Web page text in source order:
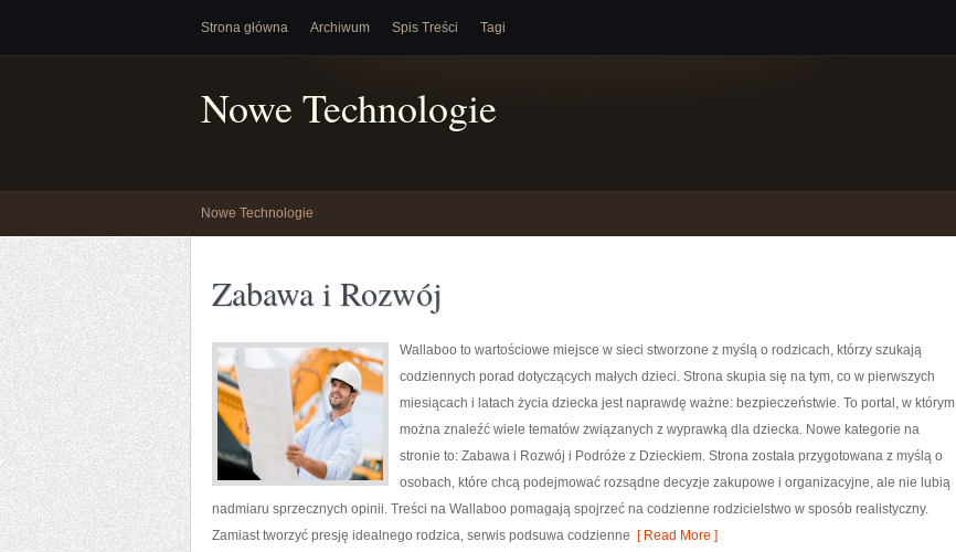
Strona główna Archiwum Spis Treści Tagi
Nowe Technologie
Nowe Technologie
Zabawa i Rozwój
Wallaboo to wartościowe miejsce w sieci stworzone z myślą o rodzicach, którzy szukają
codziennych porad dotyczących małych dzieci. Strona skupia się na tym, co w pierwszych
miesiącach i latach życia dziecka jest naprawdę ważne: bezpieczeństwie. To portal, w którym
można znaleźć wiele tematów związanych z wyprawką dla dziecka. Nowe kategorie na
stronie to: Zabawa i Rozwój i Podróże z Dzieckiem. Strona została przygotowana z myślą o
osobach, które chcą podejmować rozsądne decyzje zakupowe i organizacyjne, ale nie lubią
nadmiaru sprzecznych opinii. Treści na Wallaboo pomagają spojrzeć na codzienne rodzicielstwo w sposób realistyczny.
Zamiast tworzyć presję idealnego rodzica, serwis podsuwa codzienne [ Read More ]